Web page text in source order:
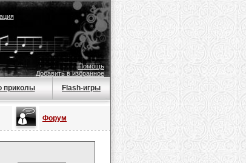
Помощь
Добавить в избранное
приколы Flash-игры
Форум